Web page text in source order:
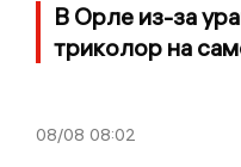
В Орле из-за
триколор на
08/08 08:02